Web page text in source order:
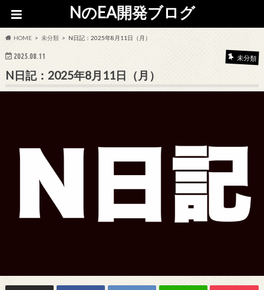
NのEA開発ブログ
HOME 未分類 N日記：2025年8月11日（月）
2025.08.11 未分類
N日記：2025年8月11日（月）